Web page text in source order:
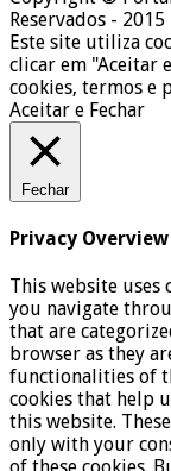
Reservados - 2015
Este site utiliza
clicar em "Aceitar
cookies, termos e
Aceitar e Fechar
Fechar
Privacy Overview
This website uses
you navigate
that are
browser as they
functionalities of
cookies that help
this website.
only with your